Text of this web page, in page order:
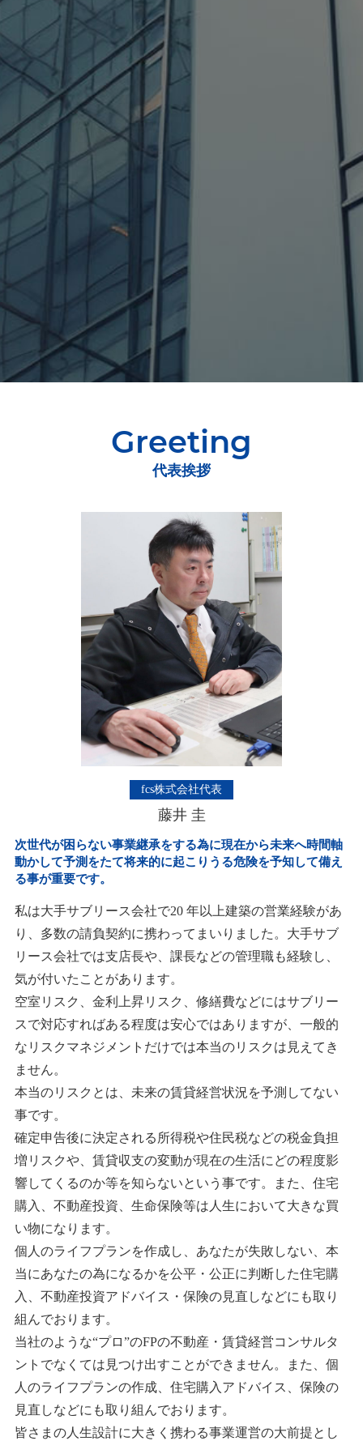
Greeting
代表挨拶
fcs株式会社代表
藤井 圭
次世代が困らない事業継承をする為に現在から未来へ時間軸
動かして予測をたて将来的に起こりうる危険を予知して備え
る事が重要です。
私は⼤⼿サブリース会社で20 年以上建築の営業経験があ
り、多数の請負契約に携わってまいりました。⼤⼿サブ
リース会社では⽀店⻑や、課⻑などの管理職も経験し、
気が付いたことがあります。
空室リスク、⾦利上昇リスク、修繕費などにはサブリー
スで対応すればある程度は安⼼ではありますが、⼀般的
なリスクマネジメントだけでは本当のリスクは⾒えてき
ません。
本当のリスクとは、未来の賃貸経営状況を予測してない
事です。
確定申告後に決定される所得税や住民税などの税金負担
増リスクや、賃貸収支の変動が現在の生活にどの程度影
響してくるのか等を知らないという事です。また、住宅
購入、不動産投資、生命保険等は人生において大きな買
い物になります。
個人のライフプランを作成し、あなたが失敗しない、本
当にあなたの為になるかを公平・公正に判断した住宅購
入、不動産投資アドバイス・保険の見直しなどにも取り
組んでおります。
当社のような“プロ”のFPの不動産・賃貸経営コンサルタ
ントでなくては⾒つけ出すことができません。また、個
⼈のライフプランの作成、住宅購⼊アドバイス、保険の
⾒直しなどにも取り組んでおります。
皆さまの⼈⽣設計に⼤きく携わる事業運営の⼤前提とし